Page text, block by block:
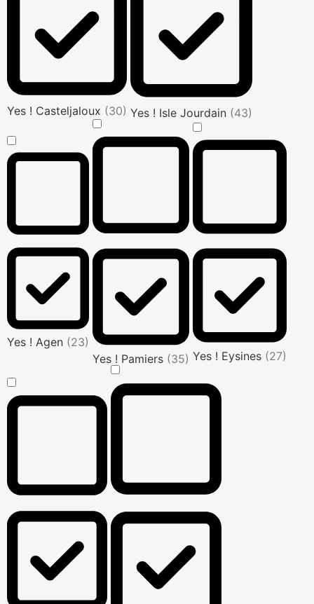
Yes ! Casteljaloux (30) Yes ! Isle Jourdain (43)
Yes ! Agen (23)
Yes ! Pamiers (35) Yes ! Eysines (27)